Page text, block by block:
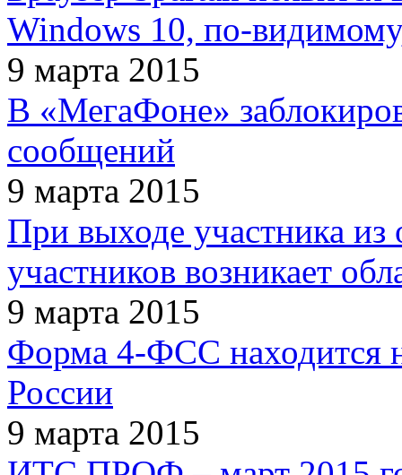
Windows 10, по-
9 марта 2015
В «МегаФоне»
сообщений
9 марта 2015
При выходе участника из
участников возникает
9 марта 2015
Форма 4-ФСС находится
России
9 марта 2015